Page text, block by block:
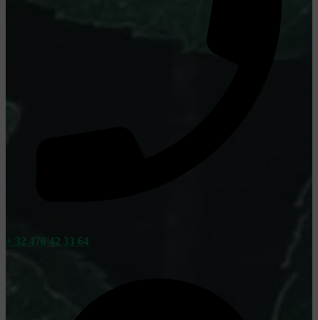
+ 32 476 42 33 64